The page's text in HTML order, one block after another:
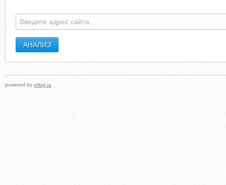
powered by prlog.ru